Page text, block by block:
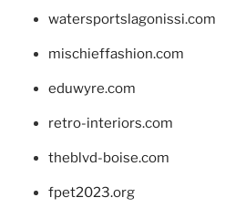
watersportslagonissi.com
mischieffashion.com
eduwyre.com
retro-interiors.com
theblvd-boise.com
fpet2023.org